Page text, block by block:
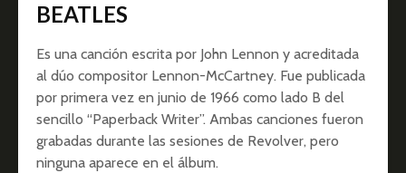
BEATLES
Es una canción escrita por John Lennon y acreditada
al dúo compositor Lennon-McCartney. Fue publicada
por primera vez en junio de 1966 como lado B del
sencillo “Paperback Writer”. Ambas canciones fueron
grabadas durante las sesiones de Revolver, pero
ninguna aparece en el álbum.